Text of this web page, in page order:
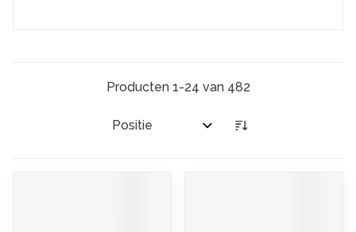
Producten 1-24 van 482
Sorteer op: